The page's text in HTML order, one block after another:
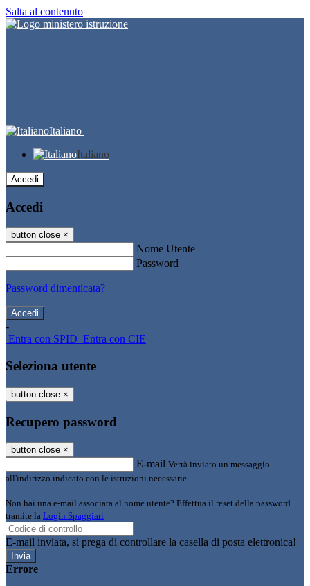
Salta al contenuto
Italiano
Italiano
Accedi
Accedi
button close ×
Nome Utente
Password
Password dimenticata?
-
Entra con SPID Entra con CIE
Seleziona utente
button close ×
Recupero password
button close ×
E-mail Verrà inviato un messaggio
all'indirizzo indicato con le istruzioni necessarie.
Non hai una e-mail associata al nome utente? Effettua il reset della password
tramite la Login Spaggiari
E-mail inviata, si prega di controllare la casella di posta elettronica!
Errore